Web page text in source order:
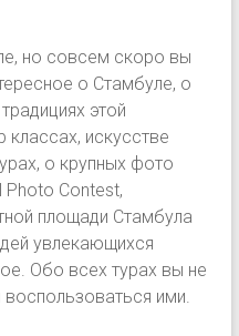
но совсем скоро вы
о Стамбуле, о
этой
классах, искусстве
о крупных фото
Photo Contest,
площади Стамбула
увлекающихся
Обо всех турах вы не
ими.